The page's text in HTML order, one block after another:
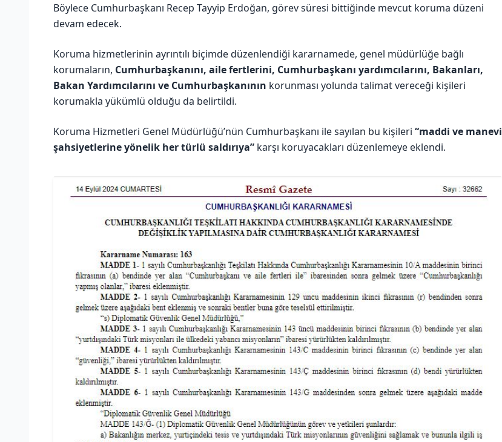
Böylece Cumhurbaşkanı Recep Tayyip Erdoğan, görev süresi bittiğinde mevcut koruma düzeni
devam edecek.
Koruma hizmetlerinin ayrıntılı biçimde düzenlendiği kararnamede, genel müdürlüğe bağlı
korumaların, Cumhurbaşkanını, aile fertlerini, Cumhurbaşkanı yardımcılarını, Bakanları,
Bakan Yardımcılarını ve Cumhurbaşkanının korunması yolunda talimat vereceği kişileri
korumakla yükümlü olduğu da belirtildi.
Koruma Hizmetleri Genel Müdürlüğü’nün Cumhurbaşkanı ile sayılan bu kişileri “maddi ve manevi
şahsiyetlerine yönelik her türlü saldırıya” karşı koruyacakları düzenlemeye eklendi.